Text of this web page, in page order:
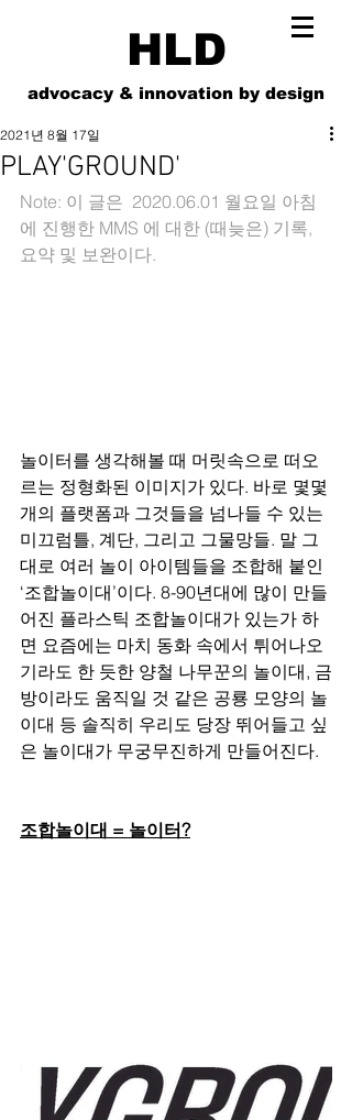
HLD
advocacy & innovation by design
PLAY'GROUND'
2021년 8월 17일
Note: 이 글은  2020.06.01 월요일 아침
에 진행한 MMS 에 대한 (때늦은) 기록,
요약 및 보완이다.
놀이터를 생각해볼 때 머릿속으로 떠오
르는 정형화된 이미지가 있다. 바로 몇몇
개의 플랫폼과 그것들을 넘나들 수 있는
미끄럼틀, 계단, 그리고 그물망들. 말 그
대로 여러 놀이 아이템들을 조합해 붙인
‘조합놀이대’이다. 8-90년대에 많이 만들
어진 플라스틱 조합놀이대가 있는가 하
면 요즘에는 마치 동화 속에서 튀어나오
기라도 한 듯한 양철 나무꾼의 놀이대, 금
방이라도 움직일 것 같은 공룡 모양의 놀
이대 등 솔직히 우리도 당장 뛰어들고 싶
은 놀이대가 무궁무진하게 만들어진다.
조합놀이대 = 놀이터?